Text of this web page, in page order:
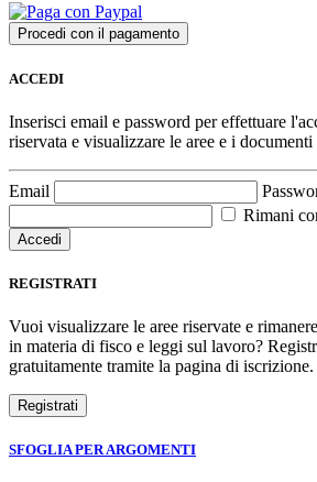
ACCEDI
Inserisci email e password per effettuare
riservata e visualizzare le aree e i documenti
Email
Rimani
REGISTRATI
Vuoi visualizzare le aree riservate e
in materia di fisco e leggi sul lavoro?
gratuitamente tramite la pagina di iscrizione.
SFOGLIA PER ARGOMENTI